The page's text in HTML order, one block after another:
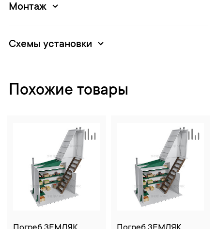
Монтаж
Схемы установки
Похожие товары